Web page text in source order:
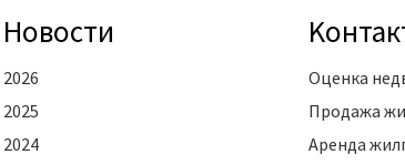
Новости
2026
2025
2024
Оценка
Продажа
Аренда